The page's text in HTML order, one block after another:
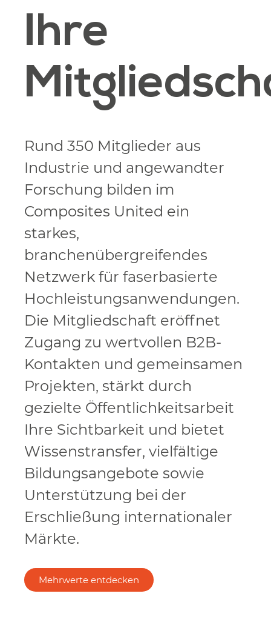
Ihre
Rund 350 Mitglieder aus
Industrie und angewandter
Forschung bilden im
Composites United ein
starkes,
branchenübergreifendes
Netzwerk für faserbasierte
Hochleistungsanwendungen.
Die Mitgliedschaft eröffnet
Zugang zu wertvollen B2B-
Kontakten und gemeinsamen
Projekten, stärkt durch
gezielte Öffentlichkeitsarbeit
Ihre Sichtbarkeit und bietet
Wissenstransfer, vielfältige
Bildungsangebote sowie
Unterstützung bei der
Erschließung internationaler
Märkte.
Mehrwerte entdecken